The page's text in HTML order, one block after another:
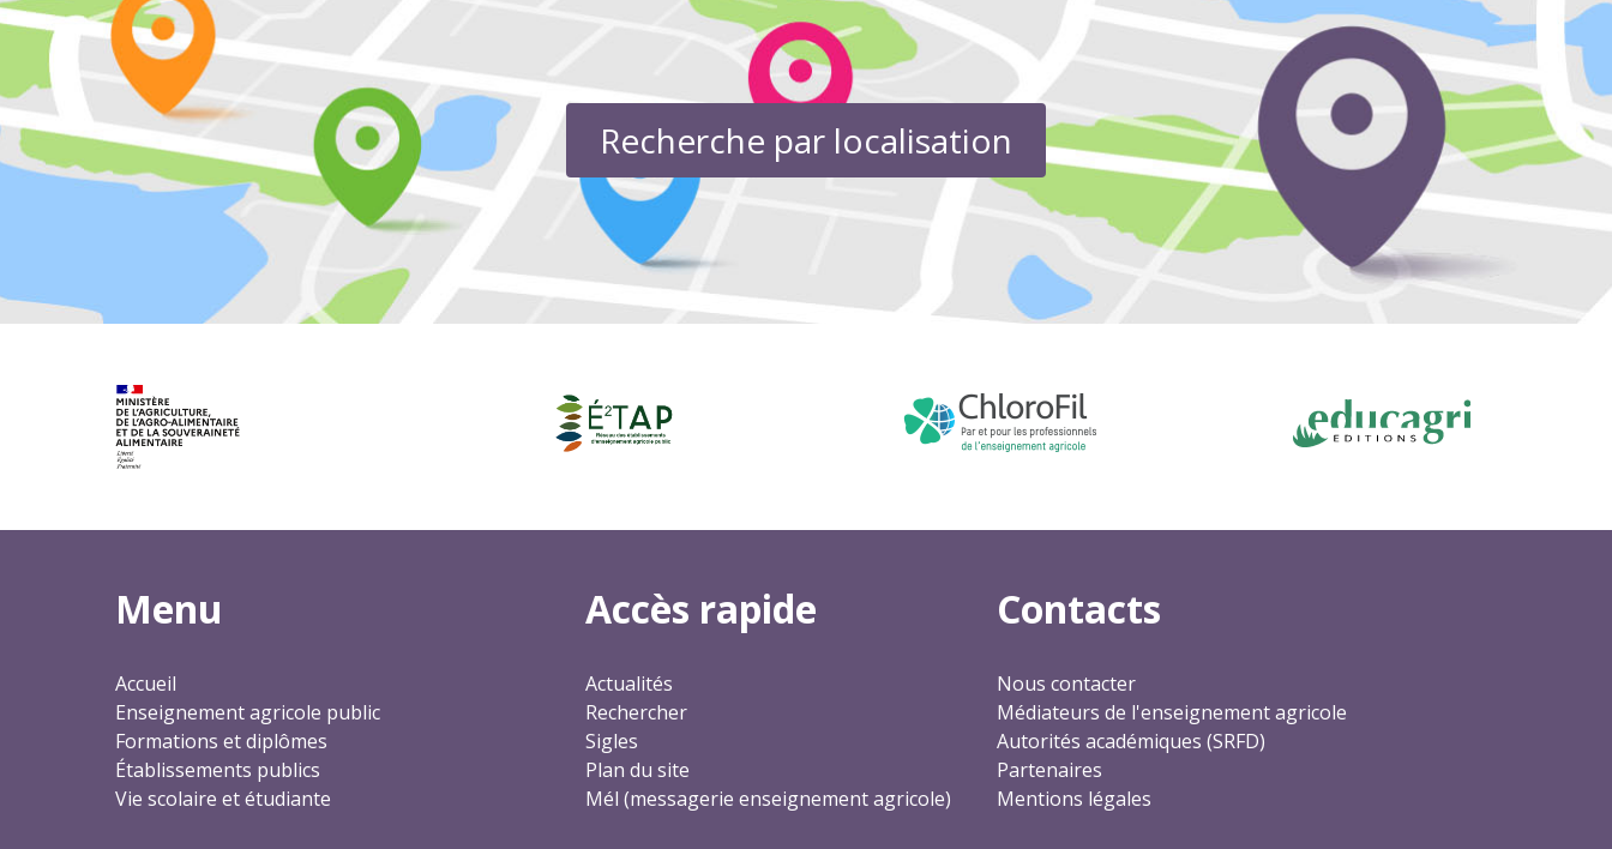
Recherche par localisation
Menu
Accueil
Enseignement agricole public
Formations et diplômes
Établissements publics
Vie scolaire et étudiante
Accès rapide
Actualités
Rechercher
Sigles
Plan du site
Mél (messagerie enseignement agricole)
Contacts
Nous contacter
Médiateurs de l'enseignement agricole
Autorités académiques (SRFD)
Partenaires
Mentions légales